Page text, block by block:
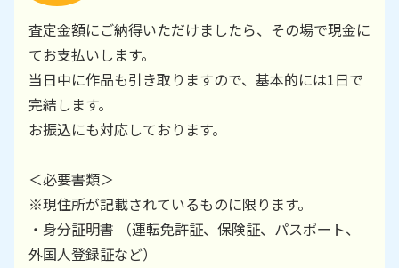
査定金額にご納得いただけましたら、その場で現金に
てお支払いします。
当日中に作品も引き取りますので、基本的には1日で
完結します。
お振込にも対応しております。
＜必要書類＞
※現住所が記載されているものに限ります。
・身分証明書 （運転免許証、保険証、パスポート、
外国人登録証など）